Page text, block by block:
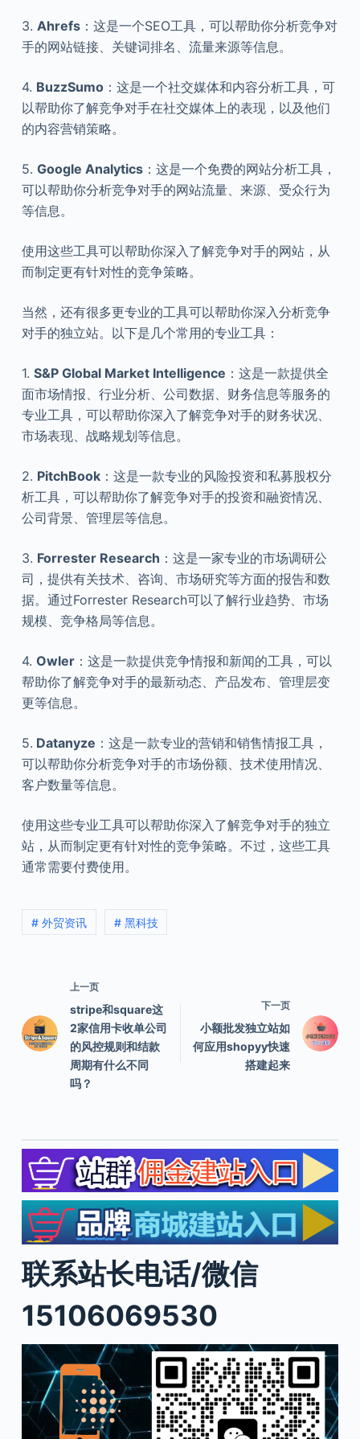
3. Ahrefs：这是一个SEO工具，可以帮助你分析竞争对
手的网站链接、关键词排名、流量来源等信息。
4. BuzzSumo：这是一个社交媒体和内容分析工具，可
以帮助你了解竞争对手在社交媒体上的表现，以及他们
的内容营销策略。
5. Google Analytics：这是一个免费的网站分析工具，
可以帮助你分析竞争对手的网站流量、来源、受众行为
等信息。
使用这些工具可以帮助你深入了解竞争对手的网站，从
而制定更有针对性的竞争策略。
当然，还有很多更专业的工具可以帮助你深入分析竞争
对手的独立站。以下是几个常用的专业工具：
1. S&P Global Market Intelligence ：这是一款提供全
面市场情报、行业分析、公司数据、财务信息等服务的
专业工具，可以帮助你深入了解竞争对手的财务状况、
市场表现、战略规划等信息。
2. PitchBook：这是一款专业的风险投资和私募股权分
析工具，可以帮助你了解竞争对手的投资和融资情况、
公司背景、管理层等信息。
3. Forrester Research ：这是一家专业的市场调研公
司，提供有关技术、咨询、市场研究等方面的报告和数
据。通过Forrester Research可以了解行业趋势、市场
规模、竞争格局等信息。
4. Owler：这是一款提供竞争情报和新闻的工具，可以
帮助你了解竞争对手的最新动态、产品发布、管理层变
更等信息。
5. Datanyze ：这是一款专业的营销和销售情报工具，
可以帮助你分析竞争对手的市场份额、技术使用情况、
客户数量等信息。
使用这些专业工具可以帮助你深入了解竞争对手的独立
站，从而制定更有针对性的竞争策略。不过，这些工具
通常需要付费使用。
# 外贸资讯 # 黑科技
上一页
stripe和square这
2家信用卡收单公司
的风控规则和结款
周期有什么不同
吗？
下一页
小额批发独立站如
何应用shopyy快速
搭建起来
联系站长电话/微信
15106069530